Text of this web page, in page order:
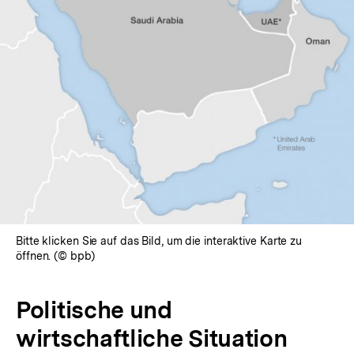
Bitte klicken Sie auf das Bild, um die interaktive Karte zu
öffnen. (© bpb)
Politische und
wirtschaftliche Situation